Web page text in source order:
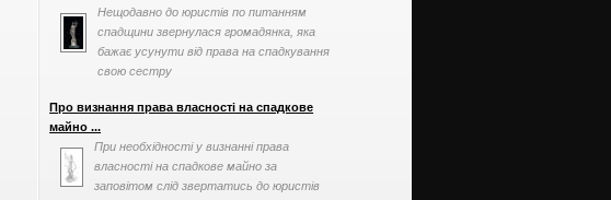
Нещодавно до юристів по питанням
спадщини звернулася громадянка, яка
бажає усунути від права на спадкування
свою сестру
Про визнання права власності на спадкове
майно ...
При необхідності у визнанні права
власності на спадкове майно за
заповітом слід звертатись до юристів